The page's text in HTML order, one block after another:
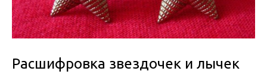
Расшифровка звездочек и лычек